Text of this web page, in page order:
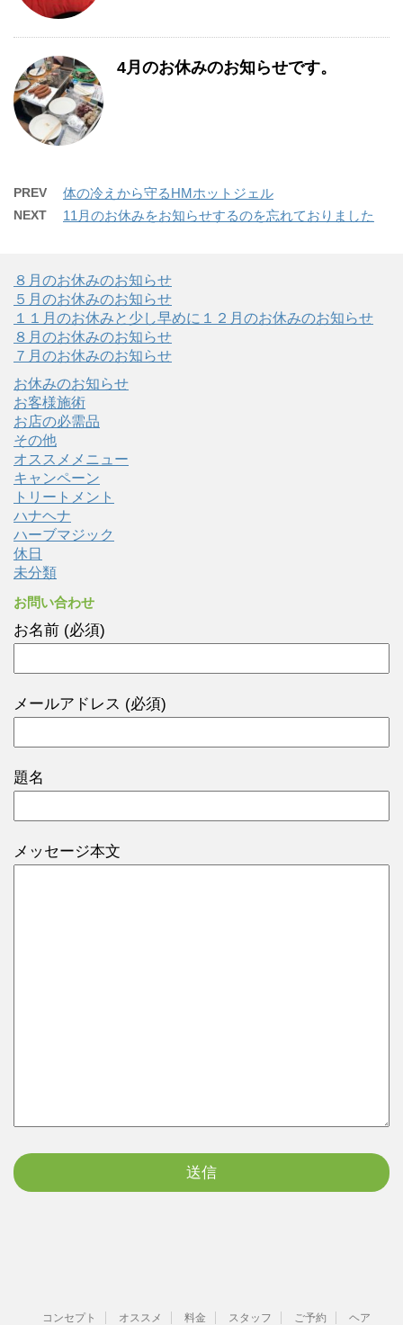
4月のお休みのお知らせです。
PREV 体の冷えから守るHMホットジェル
NEXT 11月のお休みをお知らせするのを忘れておりました
８月のお休みのお知らせ
５月のお休みのお知らせ
１１月のお休みと少し早めに１２月のお休みのお知らせ
８月のお休みのお知らせ
７月のお休みのお知らせ
お休みのお知らせ
お客様施術
お店の必需品
その他
オススメメニュー
キャンペーン
トリートメント
ハナヘナ
ハーブマジック
休日
未分類
お問い合わせ
お名前 (必須)
メールアドレス (必須)
題名
メッセージ本文
コンセプト オススメ 料金 スタッフ ご予約 ヘア